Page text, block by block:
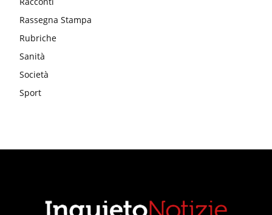
Rassegna Stampa
Rubriche
Sanità
Società
Sport